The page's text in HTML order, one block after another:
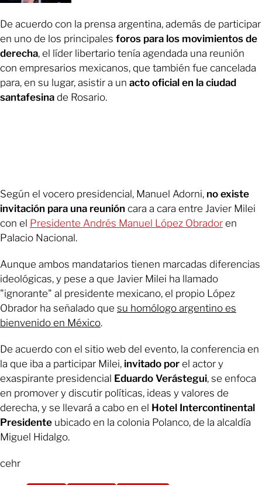
De acuerdo con la prensa argentina, además de participar
en uno de los principales foros para los movimientos de
derecha, el líder libertario tenía agendada una reunión
con empresarios mexicanos, que también fue cancelada
para, en su lugar, asistir a un acto oficial en la ciudad
santafesina de Rosario.
Según el vocero presidencial, Manuel Adorni, no existe
invitación para una reunión cara a cara entre Javier Milei
con el Presidente Andrés Manuel López Obrador en
Palacio Nacional.
Aunque ambos mandatarios tienen marcadas diferencias
ideológicas, y pese a que Javier Milei ha llamado
"ignorante" al presidente mexicano, el propio López
Obrador ha señalado que su homólogo argentino es
bienvenido en México.
De acuerdo con el sitio web del evento, la conferencia en
la que iba a participar Milei, invitado por el actor y
exaspirante presidencial Eduardo Verástegui, se enfoca
en promover y discutir políticas, ideas y valores de
derecha, y se llevará a cabo en el Hotel Intercontinental
Presidente ubicado en la colonia Polanco, de la alcaldía
Miguel Hidalgo.
cehr